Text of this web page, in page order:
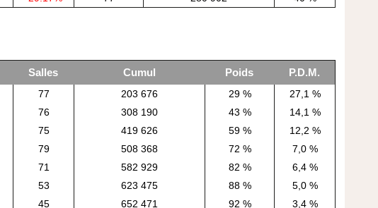
Salles Cumul Poids
P.D.M.
77 203 676 29 %
27,1 %
76 308 190 43 %
14,1 %
75 419 626 59 %
12,2 %
79 508 368 72 %
7,0 %
71 582 929 82 %
6,4 %
53 623 475 88 %
5,0 %
45 652 471 92 % 3,4 %